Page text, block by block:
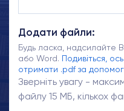
Додати файли:
Будь ласка, надсилайте
або Word. Подивіться,
отримати .pdf за
Зверніть увагу -
файлу 15 МБ, кількох